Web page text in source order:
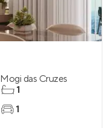
Mogi das Cruzes
1
1